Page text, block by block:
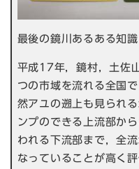
最後の鏡川あるある知
平成17年，鏡村，土佐
つの市域を流れる全国
然アユの遡上も見られ
ンプのできる上流部か
われる下流部まで，全
なっていることが高く